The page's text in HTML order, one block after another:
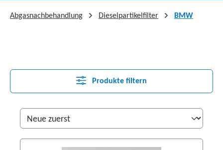
Abgasnachbehandlung Dieselpartikelfilter BMW
Produkte filtern